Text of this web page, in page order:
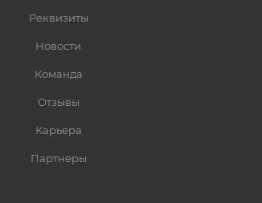
Реквизиты
Новости
Команда
Отзывы
Карьера
Партнеры